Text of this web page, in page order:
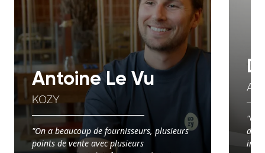
Antoine Le Vu
KOZY
"On a beaucoup de fournisseurs, plusieurs
points de vente avec plusieurs
"Ce